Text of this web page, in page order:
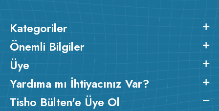
Kategoriler
Önemli Bilgiler
Üye
Yardıma mı İhtiyacınız Var?
Tisho Bülten'e Üye Ol